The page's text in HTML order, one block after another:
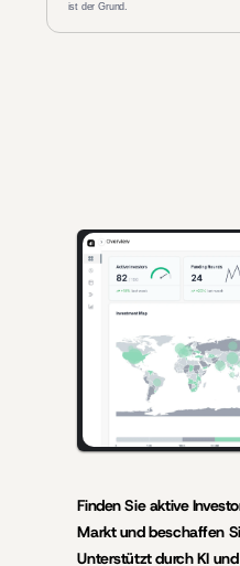
ist der Grund.
KI-gestützte Erkenntnisse für
Investoren, die
Finden Sie aktive
Markt und beschaffen
Unterstützt durch KI